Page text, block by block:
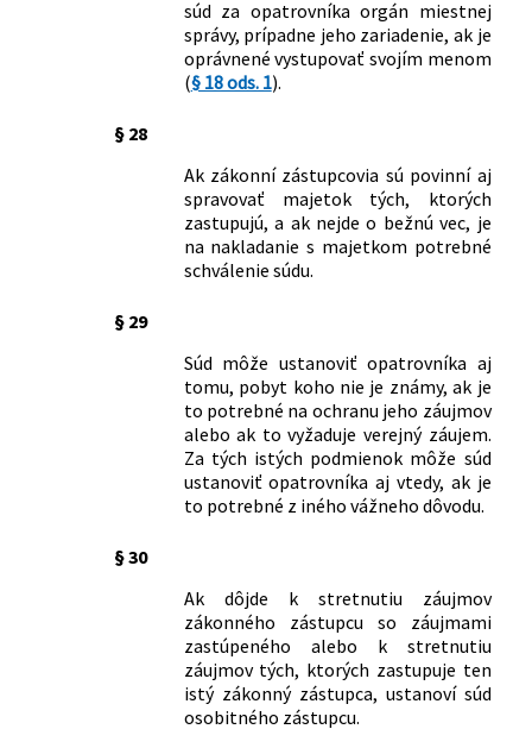
ustanovenia Občianskeho zákonníka v
znení neskorších predpisov
Nariadenie vlády Slovenskej republiky,
ktorým sa mení nariadenie vlády
ustanovenia Občianskeho zákonníka v
znení neskorších predpisov
súd za opatrovníka orgán miestnej
správy, prípadne jeho zariadenie, ak je
oprávnené vystupovať svojím menom
(§ 18 ods. 1).
§ 28
Ak zákonní zástupcovia sú povinní aj
spravovať majetok tých, ktorých
zastupujú, a ak nejde o bežnú vec, je
na nakladanie s majetkom potrebné
schválenie súdu.
§ 29
Súd môže ustanoviť opatrovníka aj
tomu, pobyt koho nie je známy, ak je
to potrebné na ochranu jeho záujmov
alebo ak to vyžaduje verejný záujem.
Za tých istých podmienok môže súd
ustanoviť opatrovníka aj vtedy, ak je
to potrebné z iného vážneho dôvodu.
§ 30
Ak dôjde k stretnutiu záujmov
zákonného zástupcu so záujmami
zastúpeného alebo k stretnutiu
záujmov tých, ktorých zastupuje ten
istý zákonný zástupca, ustanoví súd
osobitného zástupcu.